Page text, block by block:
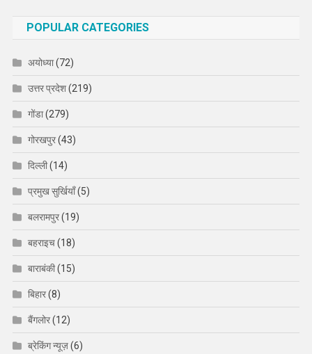
POPULAR CATEGORIES
अयोध्या(72)
उत्तर प्रदेश(219)
गोंडा(279)
गोरखपुर(43)
दिल्ली(14)
प्रमुख सुर्खियाँ(5)
बलरामपुर(19)
बहराइच(18)
बाराबंकी(15)
बिहार(8)
बैंगलोर(12)
ब्रेकिंग न्यूज़(6)